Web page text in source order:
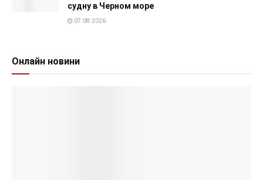
судну в Черном море
07.08.2026
Онлайн новини